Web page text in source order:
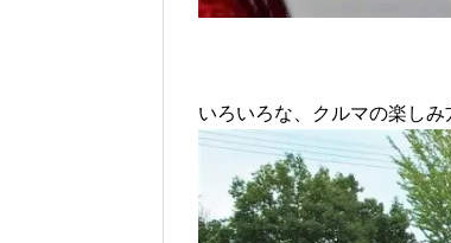
いろいろな、クルマの楽し